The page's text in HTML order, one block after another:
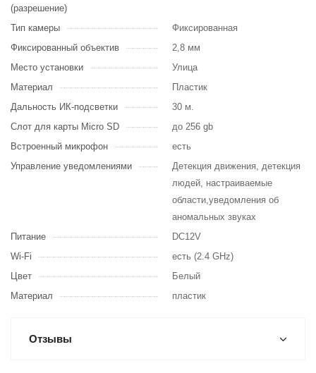
(разрешение)
Тип камеры
Фиксированная
Фиксированный объектив
2,8 мм
Место установки
Улица
Материал
Пластик
Дальность ИК-подсветки
30 м.
Слот для карты Micro SD
до 256 gb
Встроенный микрофон
есть
Управление уведомлениями
Детекция движения, детекция
людей, настраиваемые
области,уведомления об
аномальных звуках
Питание
DC12V
Wi-Fi
есть (2.4 GHz)
Цвет
Белый
Материал
пластик
Отзывы